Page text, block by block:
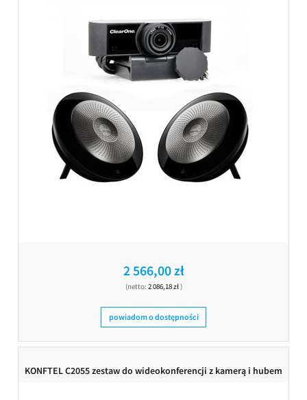
2 566,00 zł
(netto: 2 086,18 zł)
powiadom o dostępności
KONFTEL C2055 zestaw do wideokonferencji z kamerą i hubem